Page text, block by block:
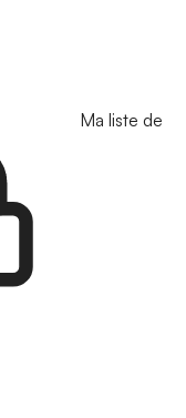
Ma liste de